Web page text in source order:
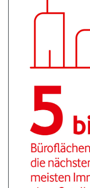
Bild vergrößern: